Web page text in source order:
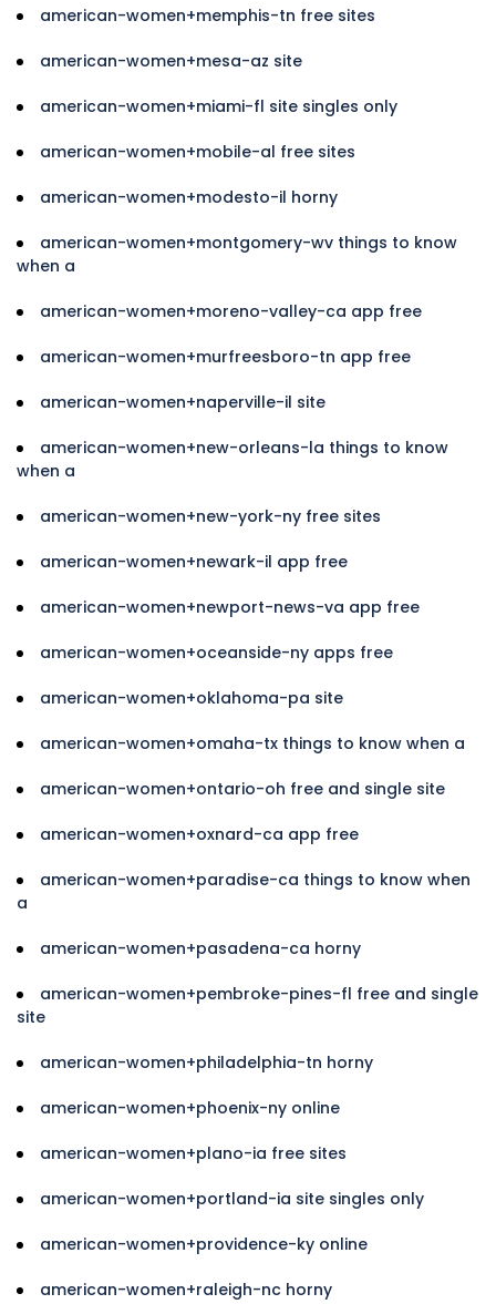
american-women+memphis-tn free sites
american-women+mesa-az site
american-women+miami-fl site singles only
american-women+mobile-al free sites
american-women+modesto-il horny
american-women+montgomery-wv things to know
when a
american-women+moreno-valley-ca app free
american-women+murfreesboro-tn app free
american-women+naperville-il site
american-women+new-orleans-la things to know
when a
american-women+new-york-ny free sites
american-women+newark-il app free
american-women+newport-news-va app free
american-women+oceanside-ny apps free
american-women+oklahoma-pa site
american-women+omaha-tx things to know when a
american-women+ontario-oh free and single site
american-women+oxnard-ca app free
american-women+paradise-ca things to know when
a
american-women+pasadena-ca horny
american-women+pembroke-pines-fl free and single
site
american-women+philadelphia-tn horny
american-women+phoenix-ny online
american-women+plano-ia free sites
american-women+portland-ia site singles only
american-women+providence-ky online
american-women+raleigh-nc horny